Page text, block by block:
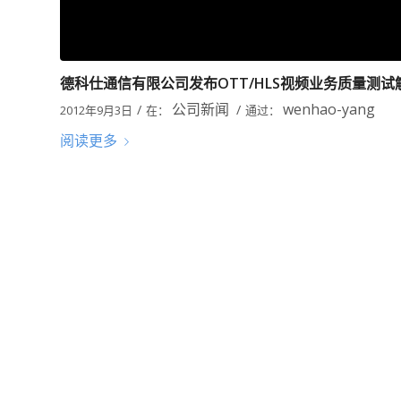
德科仕通信有限公司发布OTT/HLS视频业务质量测试
2012年9月3日 / 在： 公司新闻 / 通过： wenhao-yang
阅读更多